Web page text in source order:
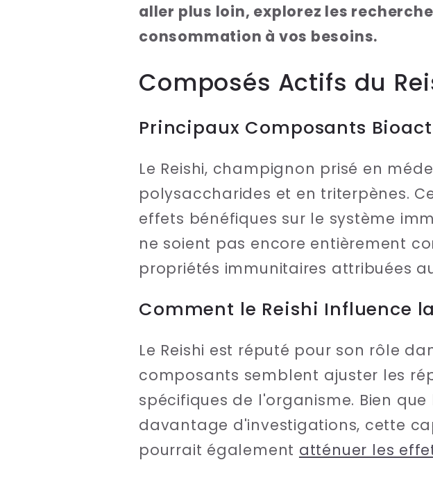
aller plus loin, explorez les
consommation à vos besoins.
Composés Actifs du
Principaux Composants
Le Reishi, champignon prisé en
polysaccharides et en triterpènes.
effets bénéfiques sur le système
ne soient pas encore entièrement
propriétés immunitaires attribuées
Comment le Reishi Influence
Le Reishi est réputé pour son rôle
composants semblent ajuster les
spécifiques de l'organisme. Bien
davantage d'investigations, cette
pourrait également atténuer les